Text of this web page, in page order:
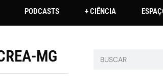
PODCASTS + CIÊNCIA
MG